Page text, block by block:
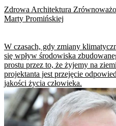
Zdrowa Architektura
Marty Promińskiej
W czasach, gdy zmiany
się wpływ środowiska
prostu przez to, że żyjemy na
projektanta jest przejęcie
jakości życia człowieka.